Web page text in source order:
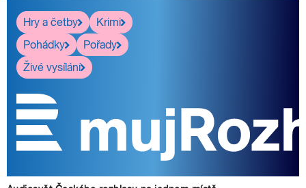
Hry a četby
Krimi
Pohádky
Pořady
Živé vysílání